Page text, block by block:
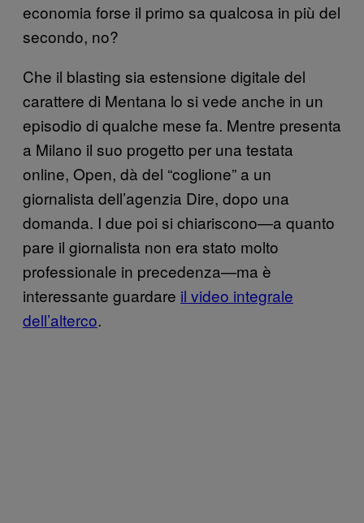
economia forse il primo sa qualcosa in più del
secondo, no?
Che il blasting sia estensione digitale del
carattere di Mentana lo si vede anche in un
episodio di qualche mese fa. Mentre presenta
a Milano il suo progetto per una testata
online, Open, dà del “coglione” a un
giornalista dell’agenzia Dire, dopo una
domanda. I due poi si chiariscono—a quanto
pare il giornalista non era stato molto
professionale in precedenza—ma è
interessante guardare il video integrale
dell’alterco.